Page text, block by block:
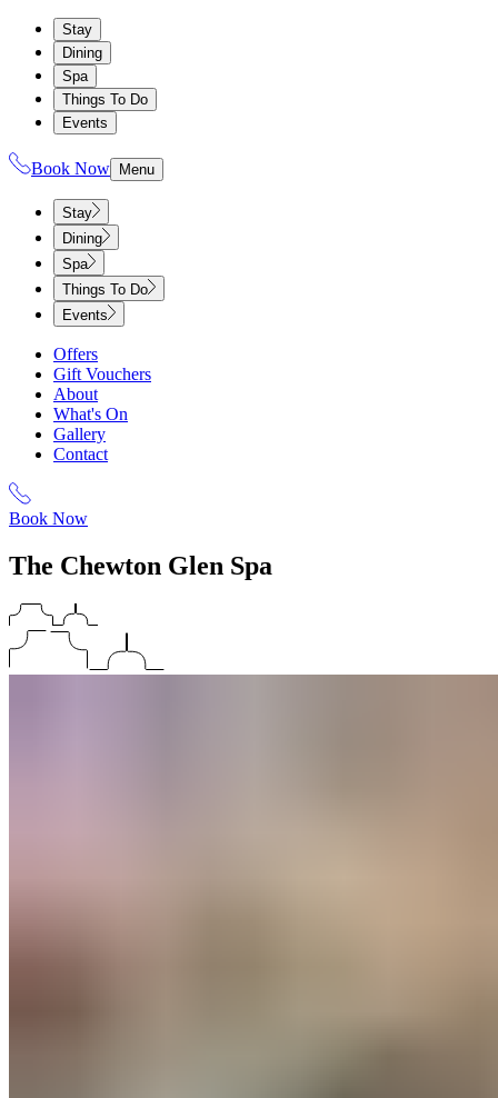
Stay
Dining
Spa
Things To Do
Events
Book Now Menu
Stay
Dining
Spa
Things To Do
Events
Offers
Gift Vouchers
About
What's On
Gallery
Contact
Book Now
The Chewton Glen Spa​​​​‌ ‍ ​‍​‍‌‍ ‌ ​‍‌‍‍‌‌‍‌ ‌‍‍‌‌‍ ‍​‍​‍​ ‍‍​‍​‍‌ ​ ‌‍​‌‌‍ ‍‌‍‍‌‌ ‌​‌ ‍‌​‍ ‍‌‍‍‌‌‍ ​‍​‍​‍ ​​‍​‍‌‍‍​‌ ​‍‌‍‌‌‌‍‌‍​‍​‍​ ‍‍​‍​‍‌‍‍​‌ ‌​‌ ‌​‌ ​​‌ ​ ​ ‍‍​‍ ​‍ ‌‍ ​​‍ ‌‌‍​‌‌‍ ‍‌‍‌​​‍ ‌‌ ​‍​‍ ‌‌‍‍​‌‍ ‌ ‌​‌‍‌‌‌‍ ​‌ ​ ​‍ ‌‌ ​ ‌ ‌​‌ ‌‌‌‍‌​‌‍‍‌‌‍ ​‍ ‍‌ ‌‍‌‍‌‌‌ ​‍‌‍​ ‌‍‌‌‌‍ ​​‍ ‍‌‍​‌‌ ​​‌ ​​​‍ ‌‍‍‌‌‍ ‍‌ ‌​‌‍‌‌‌‍ ‍‌ ‌​​‍ ‌‍‌‌‌‍‌​‌‍‍‌‌ ‌​​‍ ‌‍ ‌‌‍ ‌‍‌​‌‍‌‌​ ‌‌ ​​‌ ​‍‌‍‌‌‌ ​ ‌‍‌‌‌‍ ‍‌ ‌​‌‍​‌‌ ‌​‌‍‍‌‌‍ ‌‍ ‍​ ‍ ‌‍‍‌‌‍‌​​ ‌​ ​‌‌‍‌‍​ ‌‌‌‍​ ​ ​ ​ ‍​‌‍​‌‌‍​‌​‍ ‌​ ‍​​ ‍​​ ‌​​ ‍​​‍ ‌​ ‌​​ ​‍‌‍‌‌‌‍‌‍​‍ ‌​ ‍‌​ ‍​​ ​​‌‍‌‌​‍ ‌​ ‌ ‌‍‌​​ ‌​‌‍‌‌‌‍​ ‌‍‌​​ ‍‌​ ‍​​ ​ ‌‍​ ‌‍​‌‌‍‌‌​ ‍ ‌ ‌​‌ ‍‌‌ ​​‌‍‌‌​ ‌‌‍‍​‌‍ ‌ ‌​‌‍‌‌‌‍ ​‌‌​ ‌‍‍‌‌ ‌​‌‍‌‌‌‌​​‌‍​‌‌‍‌ ‌‍‌‌​ ‍ ‌ ​​‌‍​‌‌ ‌​‌‍‍​​ ‌‌ ​​‌‍​‌‌‍‌ ‌‍‌‌‌​​‍‌ ‌‌‌‍‍‌‌‍ ​‌‍‌​‌‍‌‌‌ ​‍​‍‌‌​ ‌‌‌​​‍‌‌ ‌‍‍ ‌‍‌‌‌ ‍‌​‍‌‌​ ​ ‌​‌​​‍‌‌​ ​ ‌​‌​​‍‌‌​ ​‍​ ​‍‌‍​ ​ ‌‌‌‍‌‌​ ​​​ ‌​​ ​‍​ ‌​​ ‌ ​ ‌‌​ ​‌​ ‌ ‌‍​ ​‍‌‌​ ​‍​ ​‍​‍‌‌​ ‌‌‌​‌​​‍ ‍‌‍‍​‌‍‌‌‌‍​‌‌‍‌​‌‍‍‌‌‍ ‍‌‍‌ ​ ‌‍​‍‌‍​‌‌ ​ ‌‍‌‌‌‌‌‌‌ ​‍‌‍ ​​ ‌‌‍‍​‌ ‌​‌ ‌​‌ ​​‌ ​ ​‍‌‌​ ​ ‌​​‌​‍‌‌​ ​‍‌​‌‍​‍‌‌​ ​‍‌​‌‍‌‍ ​​‍ ‌‌‍​‌‌‍ ‍‌‍‌​​‍ ‌‌ ​‍​‍ ‌‌‍‍​‌‍ ‌ ‌​‌‍‌‌‌‍ ​‌ ​ ​‍ ‌‌ ​ ‌ ‌​‌ ‌‌‌‍‌​‌‍‍‌‌‍ ​‍ ‍‌ ‌‍‌‍‌‌‌ ​‍‌‍​ ‌‍‌‌‌‍ ​​‍ ‍‌‍​‌‌ ​​‌ ​​​‍‌‍‌‍‍‌‌‍‌​​ ‌​ ​‌‌‍‌‍​ ‌‌‌‍​ ​ ​ ​ ‍​‌‍​‌‌‍​‌​‍ ‌​ ‍​​ ‍​​ ‌​​ ‍​​‍ ‌​ ‌​​ ​‍‌‍‌‌‌‍‌‍​‍ ‌​ ‍‌​ ‍​​ ​​‌‍‌‌​‍ ‌​ ‌ ‌‍‌​​ ‌​‌‍‌‌‌‍​ ‌‍‌​​ ‍‌​ ‍​​ ​ ‌‍​ ‌‍​‌‌‍‌‌​‍‌‍‌ ‌​‌ ‍‌‌ ​​‌‍‌‌​ ‌‌‍‍​‌‍ ‌ ‌​‌‍‌‌‌‍ ​‌‌​ ‌‍‍‌‌ ‌​‌‍‌‌‌‌​​‌‍​‌‌‍‌ ‌‍‌‌​‍‌‍‌ ​​‌‍​‌‌ ‌​‌‍‍​​ ‌‌ ​​‌‍​‌‌‍‌ ‌‍‌‌‌​​‍‌ ‌‌‌‍‍‌‌‍ ​‌‍‌​‌‍‌‌‌ ​‍​‍‌‌​ ‌‌‌​​‍‌‌ ‌‍‍ ‌‍‌‌‌ ‍‌​‍‌‌​ ​ ‌​‌​​‍‌‌​ ​ ‌​‌​​‍‌‌​ ​‍​ ​‍‌‍​ ​ ‌‌‌‍‌‌​ ​​​ ‌​​ ​‍​ ‌​​ ‌ ​ ‌‌​ ​‌​ ‌ ‌‍​ ​‍‌‌​ ​‍​ ​‍​‍‌‌​ ‌‌‌​‌​​‍ ‍‌‍‍​‌‍‌‌‌‍​‌‌‍‌​‌‍‍‌‌‍ ‍‌‍‌ ​‍‌‍‌ ​​‌‍‌‌‌ ​‍‌ ​ ‌ ​​‌‍‌‌‌‍​ ‌ ‌​‌‍‍‌‌ ‌‍‌‍‌‌​ ‌‌ ​​‌ ‌‌‌‍​‍‌‍ ​‌‍‍‌‌ ​ ‌‍‍​‌‍‌‌‌‍‌​​‍​‍‌ ‌